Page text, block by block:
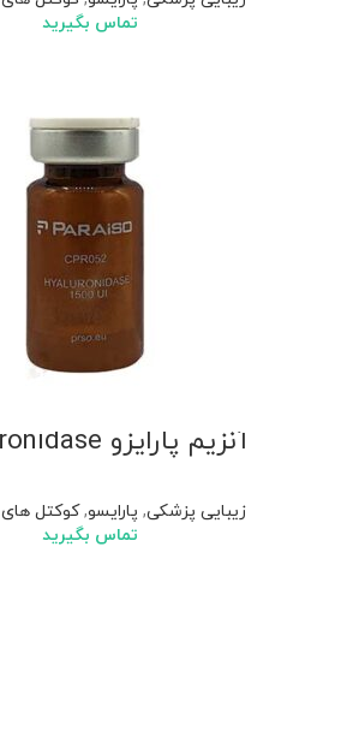
تماس بگیرید
آنزیم پارایزو Hyaluronidase
زیبایی پزشکی, پارایسو,کوکتل های
تماس بگیرید